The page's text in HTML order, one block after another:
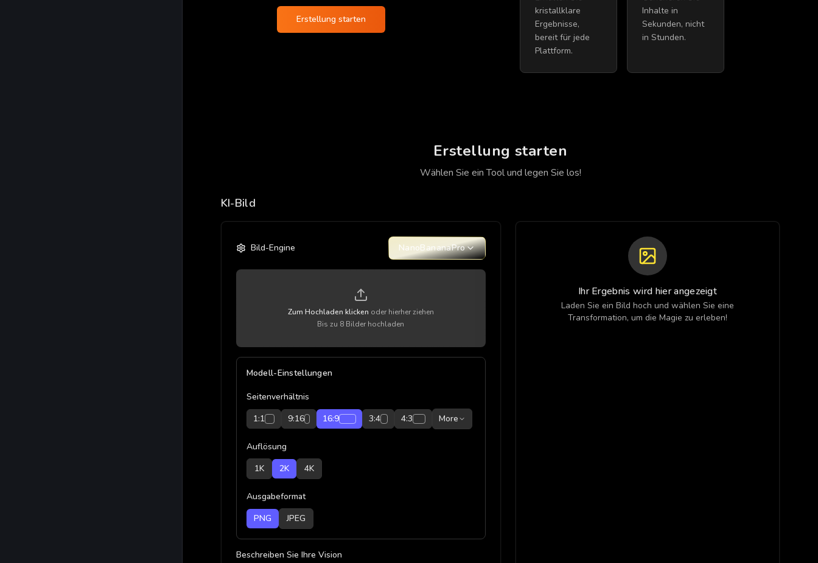
Erstellung starten
kristallklare
Ergebnisse,
bereit für jede
Plattform.
Inhalte in
Sekunden, nicht
in Stunden.
Erstellung starten
Wählen Sie ein Tool und legen Sie los!
KI-Bild
Bild-Engine NanoBananaPro
Zum Hochladen klicken oder hierher ziehen
Bis zu 8 Bilder hochladen
Modell-Einstellungen
Seitenverhältnis
1:1
9:16 16:9 3:4 4:3 More
Auflösung
1K
2K 4K
Ausgabeformat
PNG
JPEG
Beschreiben Sie Ihre Vision
Ihr Ergebnis wird hier angezeigt
Laden Sie ein Bild hoch und wählen Sie eine
Transformation, um die Magie zu erleben!